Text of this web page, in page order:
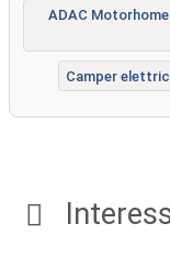
ADAC
Camper